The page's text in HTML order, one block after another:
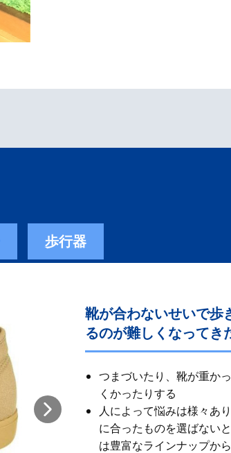
歩行器
靴が合わないせいで歩
るのが難しくなってき
つまづいたり、靴が重か
くかったりする
人によって悩みは様々あ
に合ったものを選ばない
は豊富なラインナップか